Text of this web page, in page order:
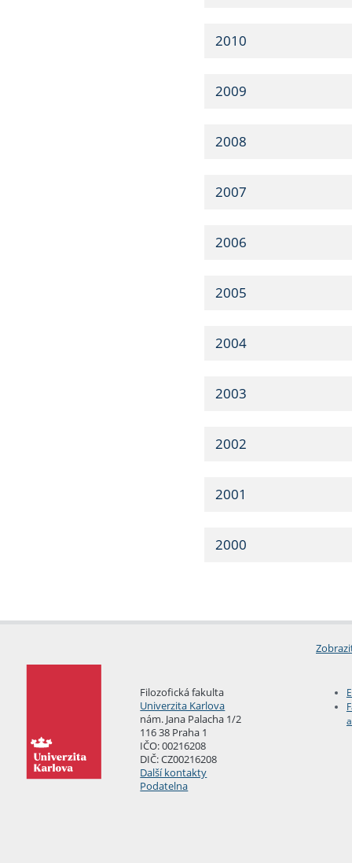
2010
2009
2008
2007
2006
2005
2004
2003
2002
2001
2000
Filozofická fakulta
Univerzita Karlova
nám. Jana Palacha 1/2
116 38 Praha 1
IČO: 00216208
DIČ: CZ00216208
Další kontakty
Podatelna